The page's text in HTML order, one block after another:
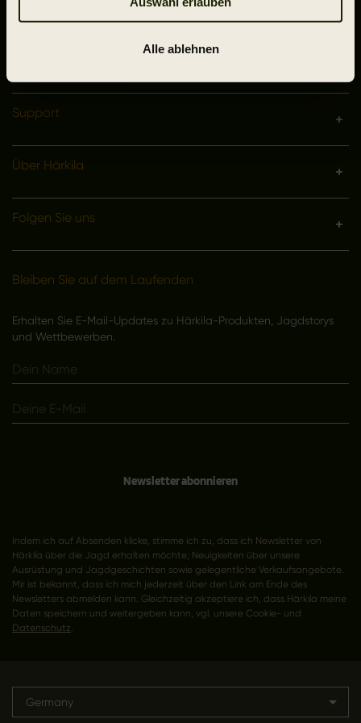
Alle ablehnen
Mo-Do 9-16, Fr 9-15:30
Support
Über Härkila
Folgen Sie uns
Bleiben Sie auf dem Laufenden
Erhalten Sie E-Mail-Updates zu Härkila-Produkten, Jagdstorys
und Wettbewerben.
Newsletter abonnieren
Indem ich auf Absenden klicke, stimme ich zu, dass ich Newsletter von
Härkila über die Jagd erhalten möchte; Neuigkeiten über unsere
Ausrüstung und Jagdgeschichten sowie gelegentliche Verkaufsangebote.
Mir ist bekannt, dass ich mich jederzeit über den Link am Ende des
Newsletters abmelden kann. Gleichzeitig akzeptiere ich, dass Härkila meine
Daten speichern und weitergeben kann, vgl. unsere Cookie- und
Datenschutz.
Germany